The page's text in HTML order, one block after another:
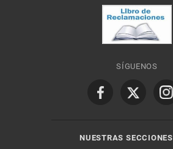
SÍGUENOS
NUESTRAS SECCIONES